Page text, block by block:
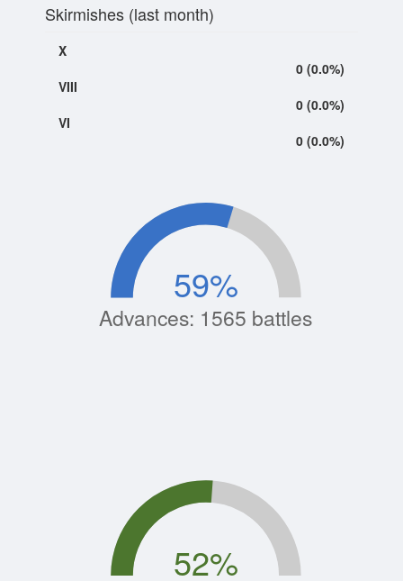
Skirmishes (last month)
X
0 (0.0%)
VIII
0 (0.0%)
VI
0 (0.0%)
Advances: 1565 battles
59%
52%